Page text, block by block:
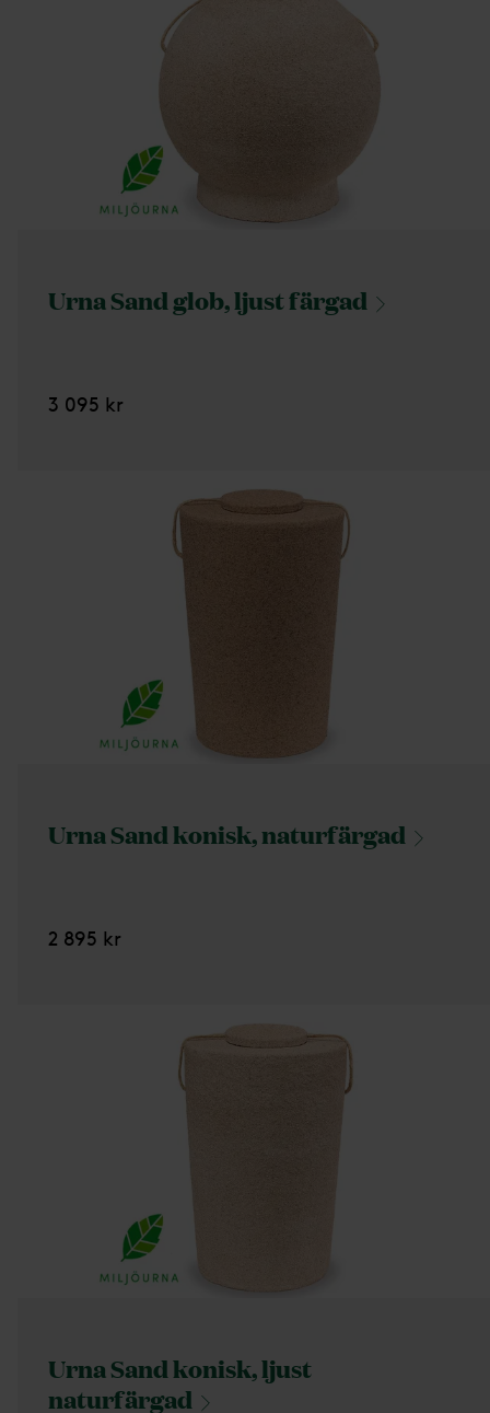
Urna Sand glob, ljustfärgad
3 095 kr
Urna Sand konisk,naturfärgad
2 895 kr
Urna Sand konisk, ljust
naturfärgad